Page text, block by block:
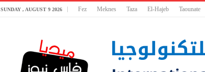
SUNDAY , AUGUST 9 2026 Fez Meknes Taza El-Hajeb Taounate